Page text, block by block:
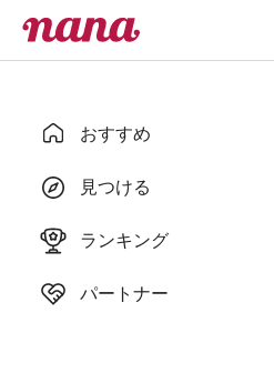
おすすめ
見つける
ランキング
パートナー